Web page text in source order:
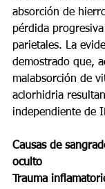
absorción de
pérdida
parietales. La
demostrado que,
malabsorción de
aclorhidria
independiente de
Causas de
oculto
Trauma